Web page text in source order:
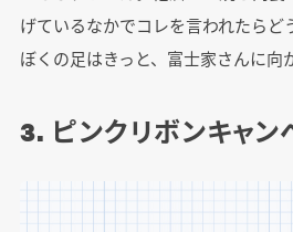
げているなかでコレを言われたらど
ぼくの足はきっと、富士家さんに向
3. ピンクリボンキャン